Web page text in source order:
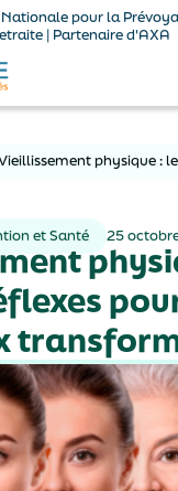
Nationale pour la
| Partenaire d'AXA
et Santé 25